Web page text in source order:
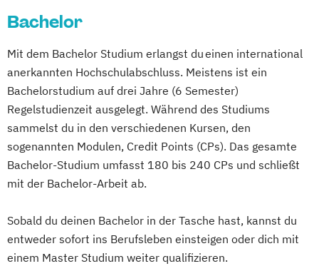
Bachelor
Mit dem Bachelor Studium erlangst du einen international
anerkannten Hochschulabschluss. Meistens ist ein
Bachelorstudium auf drei Jahre (6 Semester)
Regelstudienzeit ausgelegt. Während des Studiums
sammelst du in den verschiedenen Kursen, den
sogenannten Modulen, Credit Points (CPs). Das gesamte
Bachelor-Studium umfasst 180 bis 240 CPs und schließt
mit der Bachelor-Arbeit ab.
Sobald du deinen Bachelor in der Tasche hast, kannst du
entweder sofort ins Berufsleben einsteigen oder dich mit
einem Master Studium weiter qualifizieren.